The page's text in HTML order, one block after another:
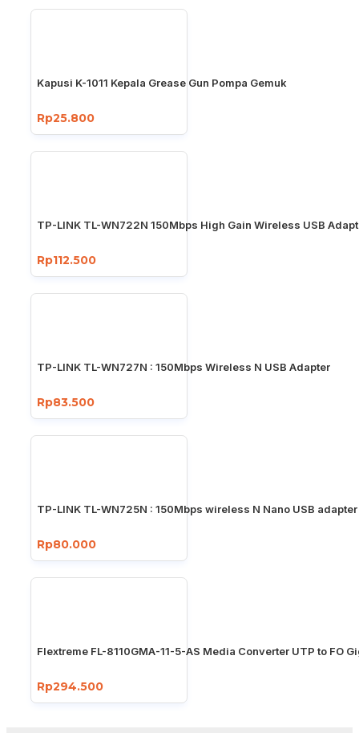
Kapusi K-1011 Kepala Grease Gun Pompa Gemuk
Rp25.800
TP-LINK TL-WN722N 150Mbps High Gain Wireless USB
Rp112.500
TP-LINK TL-WN727N : 150Mbps Wireless N USB Adapter
Rp83.500
TP-LINK TL-WN725N : 150Mbps wireless N Nano USB adapter
Rp80.000
Flextreme FL-8110GMA-11-5-AS Media Converter UTP to FO
Rp294.500